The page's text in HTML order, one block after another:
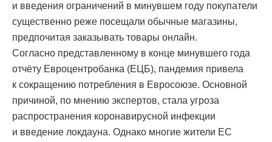
и введения ограничений в минувшем году покупатели
существенно реже посещали обычные магазины,
предпочитая заказывать товары онлайн.
Согласно представленному в конце минувшего года
отчёту Евроцентробанка (ЕЦБ), пандемия привела
к сокращению потребления в Евросоюзе. Основной
причиной, по мнению экспертов, стала угроза
распространения коронавирусной инфекции
и введение локдауна. Однако многие жители ЕС